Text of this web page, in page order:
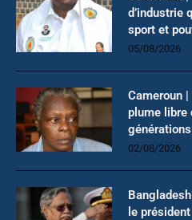
d’industrie
sport et
05/08/2026
Cameroun
plume libre
02/08/2026
le